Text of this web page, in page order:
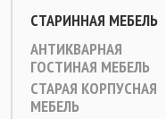
СТАРИННАЯ МЕБЕЛЬ
АНТИКВАРНАЯ
ГОСТИНАЯ МЕБЕЛЬ
СТАРАЯ КОРПУСНАЯ
МЕБЕЛЬ